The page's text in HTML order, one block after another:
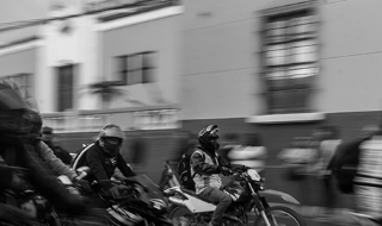
CARAVANA DEL ZORRO
2020